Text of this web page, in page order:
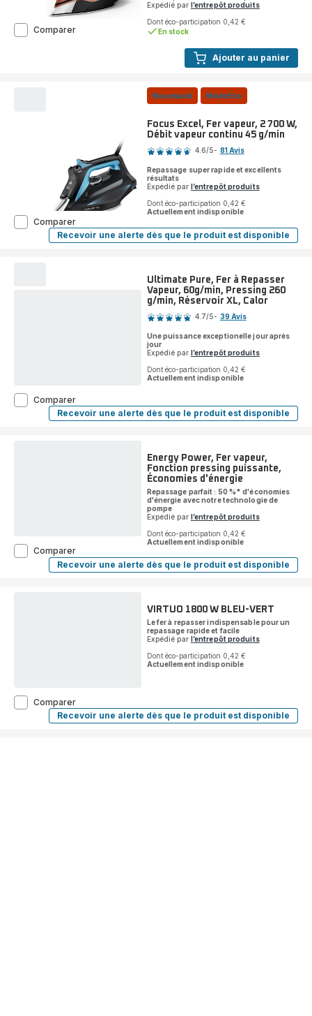
Ajouter au panier
Expédié par l’entrepôt produits
Dont éco-participation 0,42 €
En stock
ComparerSteamforce
Recevoir une alerte dès que le produit est disponible
Focus
2 700 W,
Débit
vapeur
continu
45 g/min
Nouveauté Mode Eco
Focus Excel, Fer vapeur, 2 700 W,
Débit vapeur continu 45 g/min
Note
4.6/5- 81 Avis
Repassage super rapide et excellents
résultats
Expédié par l’entrepôt produits
Dont éco-participation 0,42 €
Actuellement indisponible
ComparerFocus
Excel,
Fer
Recevoir une alerte dès que le produit est disponible
Ultimate
Repasser
Vapeur,
60g/min,
Pressing
260
g/min,
Réservoir
XL,
Calor
Ultimate Pure, Fer à Repasser
Vapeur, 60g/min, Pressing 260
g/min, Réservoir XL, Calor
Note
4.7/5- 39 Avis
Une puissance exceptionelle jour après
jour
Expédié par l’entrepôt produits
Dont éco-participation 0,42 €
Actuellement indisponible
ComparerUltimate
Pure,
Fer
Recevoir une alerte dès que le produit est disponible
Energy
Fonction
pressing
puissante,
Économies
d'énergie
Energy Power, Fer vapeur,
Fonction pressing puissante,
Économies d'énergie
Repassage parfait : 50 %* d'économies
d'énergie avec notre technologie de
pompe
Expédié par l’entrepôt produits
Dont éco-participation 0,42 €
Actuellement indisponible
ComparerEnergy
Power,
Fer
Recevoir une alerte dès que le produit est disponible
VIRTUO
VIRTUO 1800 W BLEU-VERT
Le fer à repasser indispensable pour un
repassage rapide et facile
Expédié par l’entrepôt produits
Dont éco-participation 0,42 €
Actuellement indisponible
ComparerVIRTUO
1800
W